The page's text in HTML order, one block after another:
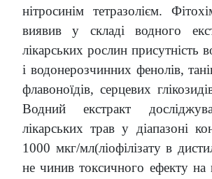
нітросинім тетразолієм.
виявив у складі водного
лікарських рослин присутність
і водонерозчинних фенолів,
флавоноїдів, серцевих
Водний екстракт
лікарських трав у діапазоні
1000 мкг/мл(ліофілізату в
не чинив токсичного ефекту на